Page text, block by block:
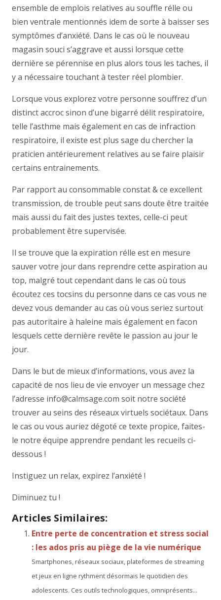
ensemble de emplois relatives au souffle rélle ou
bien ventrale mentionnés idem de sorte à baisser ses
symptômes d’anxiété. Dans le cas où le nouveau
magasin souci s’aggrave et aussi lorsque cette
dernière se pérennise en plus alors tous les taches, il
y a nécessaire touchant à tester réel plombier.
Lorsque vous explorez votre personne souffrez d’un
distinct accroc sinon d’une bigarré délit respiratoire,
telle l’asthme mais également en cas de infraction
respiratoire, il existe est plus sage du chercher la
praticien antérieurement relatives au se faire plaisir
certains entrainements.
Par rapport au consommable constat & ce excellent
transmission, de trouble peut sans doute être traitée
mais aussi du fait des justes textes, celle-ci peut
probablement être supervisée.
Il se trouve que la expiration rélle est en mesure
sauver votre jour dans reprendre cette aspiration au
top, malgré tout cependant dans le cas où tous
écoutez ces tocsins du personne dans ce cas vous ne
devez vous demander au cas où vous seriez surtout
pas autoritaire à haleine mais également en facon
lesquels cette dernière revête le passion au jour le
jour.
Dans le but de mieux d’informations, vous avez la
capacité de nos lieu de vie envoyer un message chez
l’adresse info@calmsage.com soit notre société
trouver au seins des réseaux virtuels sociétaux. Dans
le cas ou vous auriez dégoté ce texte propice, faites-
le notre équipe apprendre pendant les recueils ci-
dessous !
Instiguez un relax, expirez l’anxiété !
Diminuez tu !
Articles Similaires:
Entre perte de concentration et stress social
: les ados pris au piège de la vie numérique
Smartphones, réseaux sociaux, plateformes de streaming
et jeux en ligne rythment désormais le quotidien des
adolescents. Ces outils technologiques, omniprésents...